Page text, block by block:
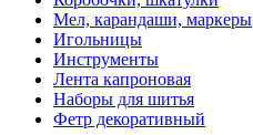
Мел, карандаши, маркеры
Игольницы
Инструменты
Лента капроновая
Наборы для шитья
Фетр декоративный